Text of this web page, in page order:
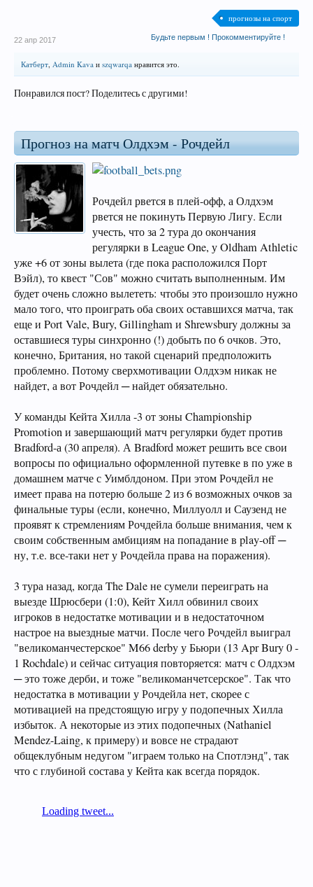
прогнозы на спорт
Будьте первым ! Прокомментируйте !
22 апр 2017
Катберт, Admin Kava и szqwarqa нравится это.
Понравился пост? Поделитесь с другими!
Прогноз на матч Олдхэм - Рочдейл
Рочдейл рвется в плей-офф, а Олдхэм
рвется не покинуть Первую Лигу. Если
учесть, что за 2 тура до окончания
регулярки в League One, у Oldham Athletic
уже +6 от зоны вылета (где пока расположился Порт
Вэйл), то квест "Сов" можно считать выполненным. Им
будет очень сложно вылететь: чтобы это произошло нужно
мало того, что проиграть оба своих оставшихся матча, так
еще и Port Vale, Bury, Gillingham и Shrewsbury должны за
оставшиеся туры синхронно (!) добыть по 6 очков. Это,
конечно, Британия, но такой сценарий предположить
проблемно. Потому сверхмотивации Олдхэм никак не
найдет, а вот Рочдейл ─ найдет обязательно.
У команды Кейта Хилла -3 от зоны Championship
Promotion и завершающий матч регулярки будет против
Bradford-а (30 апреля). А Bradford может решить все свои
вопросы по официально оформленной путевке в по уже в
домашнем матче с Уимблдоном. При этом Рочдейл не
имеет права на потерю больше 2 из 6 возможных очков за
финальные туры (если, конечно, Миллуолл и Саузенд не
проявят к стремлениям Рочдейла больше внимания, чем к
своим собственным амбициям на попадание в play-off ─
ну, т.е. все-таки нет у Рочдейла права на поражения).
3 тура назад, когда The Dale не сумели переиграть на
выезде Шрюсбери (1:0), Кейт Хилл обвинил своих
игроков в недостатке мотивации и в недостаточном
настрое на выездные матчи. После чего Рочдейл выиграл
"великоманчестерское" M66 derby у Бьюри (13 Apr Bury 0 -
1 Rochdale) и сейчас ситуация повторяется: матч с Олдхэм
─ это тоже дерби, и тоже "великоманчетсерское". Так что
недостатка в мотивации у Рочдейла нет, скорее с
мотивацией на предстоящую игру у подопечных Хилла
избыток. А некоторые из этих подопечных (Nathaniel
Mendez-Laing, к примеру) и вовсе не страдают
общеклубным недугом "играем только на Спотлэнд", так
что с глубиной состава у Кейта как всегда порядок.